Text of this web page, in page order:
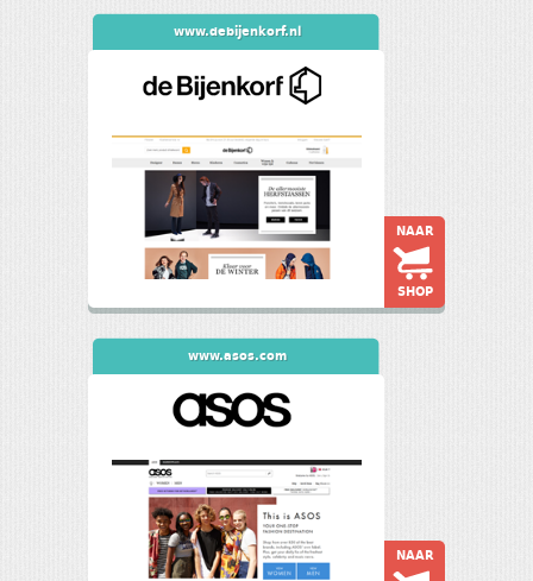
www.debijenkorf.nl
NAAR
SHOP
www.asos.com
NAAR